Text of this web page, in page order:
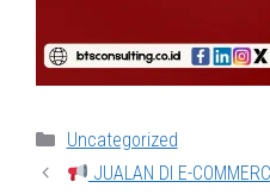
Categories
Uncategorized
JUALAN DI E-